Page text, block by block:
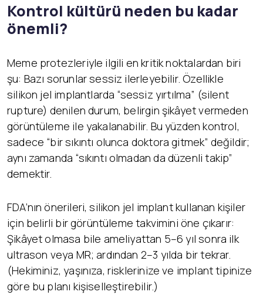
Kontrol kültürü neden bu kadar
önemli?
Meme protezleriyle ilgili en kritik noktalardan biri
şu: Bazı sorunlar sessiz ilerleyebilir. Özellikle
silikon jel implantlarda “sessiz yırtılma” (silent
rupture) denilen durum, belirgin şikâyet vermeden
görüntüleme ile yakalanabilir. Bu yüzden kontrol,
sadece “bir sıkıntı olunca doktora gitmek” değildir;
aynı zamanda “sıkıntı olmadan da düzenli takip”
demektir.
FDA’nın önerileri, silikon jel implant kullanan kişiler
için belirli bir görüntüleme takvimini öne çıkarır:
Şikâyet olmasa bile ameliyattan 5–6 yıl sonra ilk
ultrason veya MR; ardından 2–3 yılda bir tekrar.
(Hekiminiz, yaşınıza, risklerinize ve implant tipinize
göre bu planı kişiselleştirebilir.)